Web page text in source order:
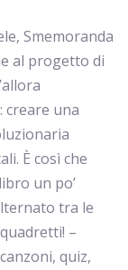
Smemoranda
al progetto di
creare una
È così che
un po’
tra le
–
quiz,